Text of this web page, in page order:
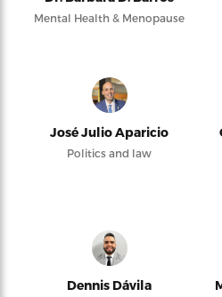
Mental Health & Menopause
José Julio Aparicio
Politics and law
Dennis Dávila